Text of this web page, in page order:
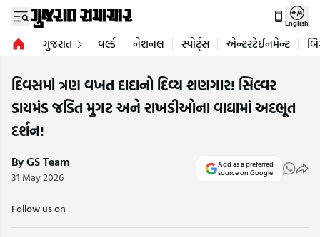
English
ગુજરાત વર્લ્ડ નેશનલ સ્પોર્ટ્સ એન્ટરટેઈનમેન્ટ
દિવસમાં ત્રણ વખત દાદાનો દિવ્ય શણગાર! સિલ્વર
ડાયમંડ જડિત મુગટ અને રાખડીઓના વાઘામાં અદભૂત
દર્શન!
By GS Team
31 May 2026
Add as a preferred
source on Google
Follow us on